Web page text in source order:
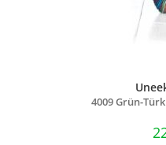
4009 Grün-